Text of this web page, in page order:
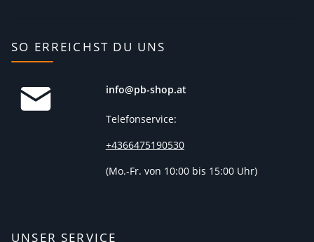
SO ERREICHST DU UNS
info@pb-shop.at
Telefonservice:
+4366475190530
(Mo.-Fr. von 10:00 bis 15:00 Uhr)
UNSER SERVICE